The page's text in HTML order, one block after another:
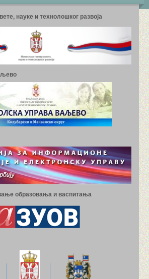
ДАНИ
МОЈЕ ШКОЛЕ
КАМП
науке и технолошког развоја
образовања и васпитања